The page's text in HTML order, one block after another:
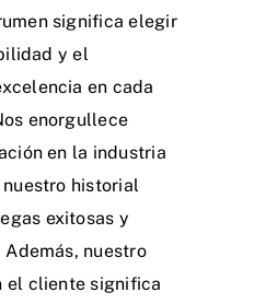
significa elegir
y el
en cada
enorgullece
en la industria
historial
exitosas y
nuestro
el cliente significa